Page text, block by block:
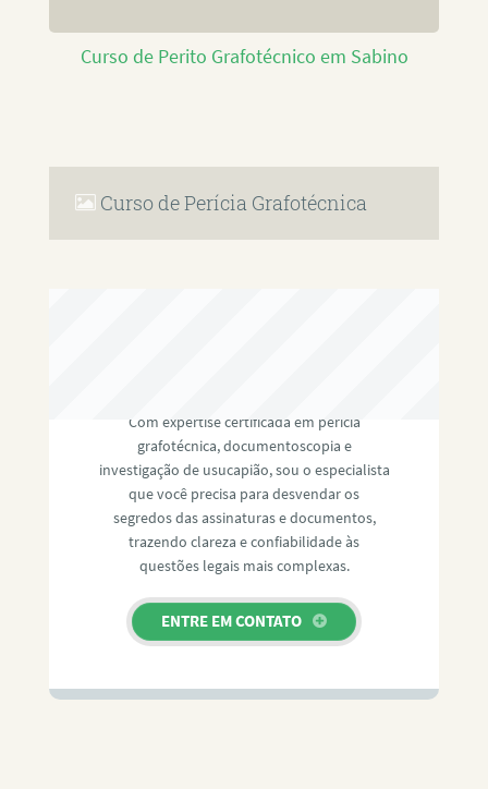
Curso de Perito Grafotécnico em Sabino
Curso de Perícia Grafotécnica
Com expertise certificada em perícia
grafotécnica, documentoscopia e
investigação de usucapião, sou o especialista
que você precisa para desvendar os
segredos das assinaturas e documentos,
trazendo clareza e confiabilidade às
questões legais mais complexas.
ENTRE EM CONTATO